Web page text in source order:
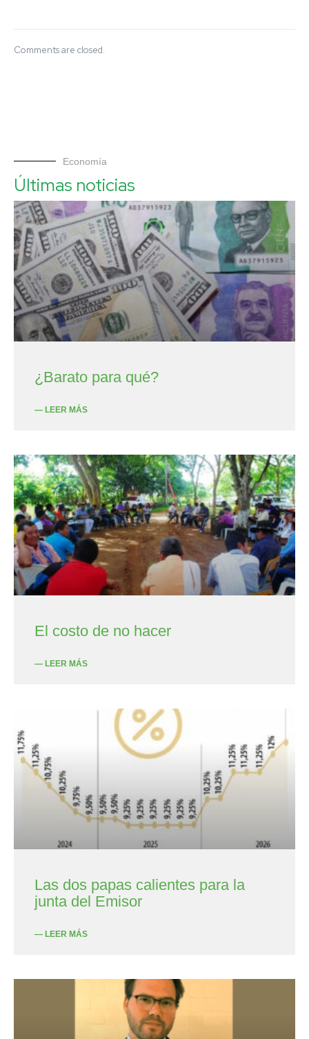
Comments are closed.
Economía
Últimas noticias
¿Barato para qué?
— LEER MÁS
El costo de no hacer
— LEER MÁS
Las dos papas calientes para la
junta del Emisor
— LEER MÁS